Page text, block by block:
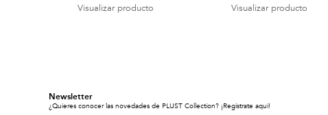
Visualizar producto Visualizar producto
Newsletter
¿Quieres conocer las novedades de PLUST Collection? ¡Regístrate aquí!